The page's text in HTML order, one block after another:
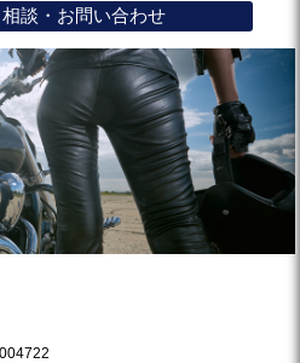
談・お問い合わせ